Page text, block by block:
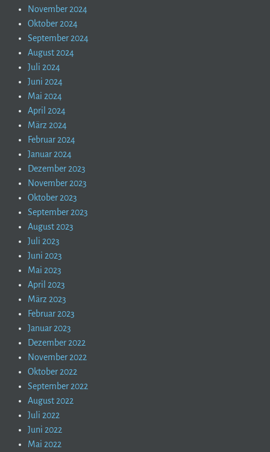
November 2024
Oktober 2024
September 2024
August 2024
Juli 2024
Juni 2024
Mai 2024
April 2024
März 2024
Februar 2024
Januar 2024
Dezember 2023
November 2023
Oktober 2023
September 2023
August 2023
Juli 2023
Juni 2023
Mai 2023
April 2023
März 2023
Februar 2023
Januar 2023
Dezember 2022
November 2022
Oktober 2022
September 2022
August 2022
Juli 2022
Juni 2022
Mai 2022